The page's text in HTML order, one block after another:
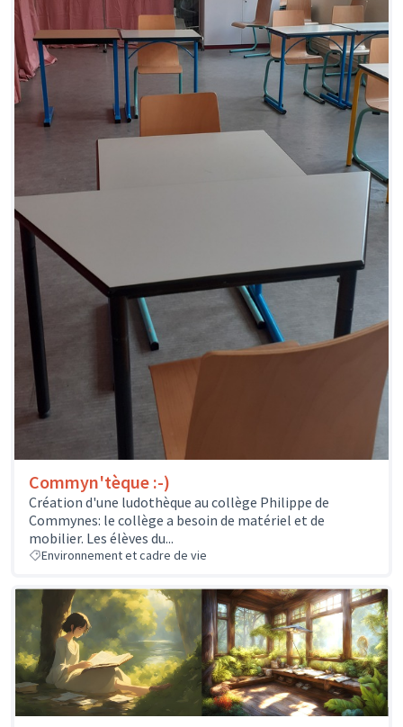
Commyn'tèque :-)
Création d'une ludothèque au collège Philippe de
Commynes: le collège a besoin de matériel et de
mobilier. Les élèves du...
Environnement et cadre de vie